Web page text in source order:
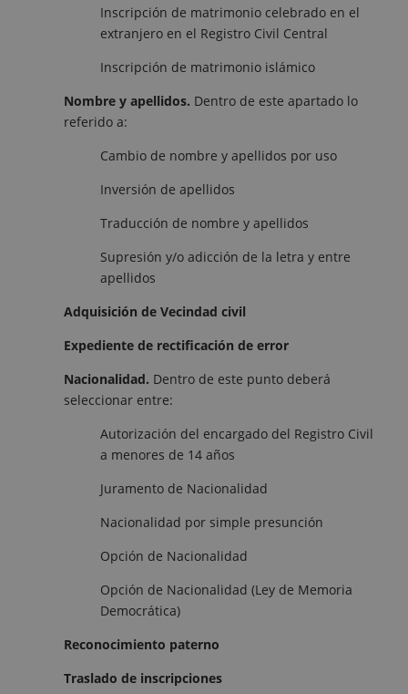
Inscripción de matrimonio celebrado en el
extranjero en el Registro Civil Central
Inscripción de matrimonio islámico
Nombre y apellidos. Dentro de este apartado lo
referido a:
Cambio de nombre y apellidos por uso
Inversión de apellidos
Traducción de nombre y apellidos
Supresión y/o adicción de la letra y entre
apellidos
Adquisición de Vecindad civil
Expediente de rectificación de error
Nacionalidad. Dentro de este punto deberá
seleccionar entre:
Autorización del encargado del Registro Civil
a menores de 14 años
Juramento de Nacionalidad
Nacionalidad por simple presunción
Opción de Nacionalidad
Opción de Nacionalidad (Ley de Memoria
Democrática)
Reconocimiento paterno
Traslado de inscripciones